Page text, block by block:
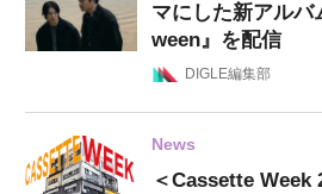
マにした新アル
ween』を配信
DIGLE編集部
News
＜Cassette Week